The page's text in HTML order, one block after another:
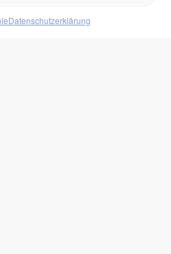
Datenschutzerklärung